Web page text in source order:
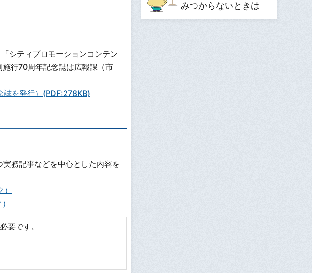
シティプロモーションコンテン
行70周年記念誌は広報課（市
誌を発行）(PDF:278KB)
務記事などを中心とした内容を
要です。
みつからないときは